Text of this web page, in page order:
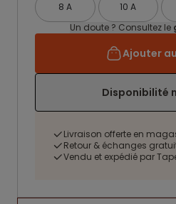
8 A 10 A
Un doute ? Consultez le
Ajouter
Disponibilité
Livraison offerte en
Retour & échanges
Vendu et expédié par